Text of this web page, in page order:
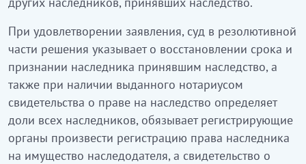
При удовлетворении заявления, суд в резолютивной
части решения указывает о восстановлении срока и
признании наследника принявшим наследство, а
также при наличии выданного нотариусом
свидетельства о праве на наследство определяет
доли всех наследников, обязывает регистрирующие
органы произвести регистрацию права наследника
на имущество наследодателя, а свидетельство о